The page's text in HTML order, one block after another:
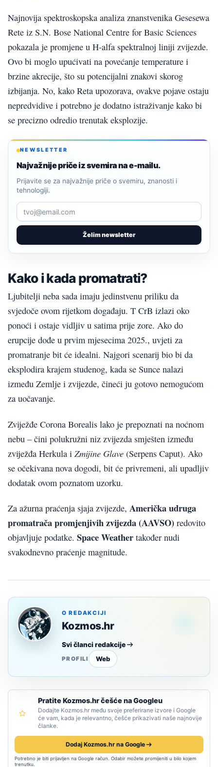
Najnovija spektroskopska analiza znanstvenika Gesesewa
Rete iz S.N. Bose National Centre for Basic Sciences
pokazala je promjene u H-alfa spektralnoj liniji zvijezde.
Ovo bi moglo upućivati na povećanje temperature i
brzine akrecije, što su potencijalni znakovi skorog
izbijanja. No, kako Reta upozorava, ovakve pojave ostaju
nepredvidive i potrebno je dodatno istraživanje kako bi
se precizno odredio trenutak eksplozije.
NEWSLETTER
Najvažnije priče iz svemira na e-mailu.
Želim newsletter
Prijavite se za najvažnije priče o svemiru, znanosti i
tehnologiji.
Kako i kada promatrati?
Ljubitelji neba sada imaju jedinstvenu priliku da
svjedoče ovom rijetkom događaju. T CrB izlazi oko
ponoći i ostaje vidljiv u satima prije zore. Ako do
erupcije dođe u prvim mjesecima 2025., uvjeti za
promatranje bit će idealni. Najgori scenarij bio bi da
eksplodira krajem studenog, kada se Sunce nalazi
između Zemlje i zvijezde, čineći ju gotovo nemogućom
za uočavanje.
Zviježđe Corona Borealis lako je prepoznati na noćnom
nebu – čini polukružni niz zvijezda smješten između
zviježđa Herkula i Zmijine Glave (Serpens Caput). Ako
se očekivana nova dogodi, bit će privremeni, ali upadljiv
dodatak ovom poznatom uzorku.
Za ažurna praćenja sjaja zvijezde, Američka udruga
promatrača promjenjivih zvijezda (AAVSO) redovito
objavljuje podatke. Space Weather također nudi
svakodnevno praćenje magnitude.
O REDAKCIJI
Kozmos.hr
Svi članci redakcije
PROFILI Web
Pratite Kozmos.hr češće na Googleu
Dodajte Kozmos.hr među svoje preferirane izvore i Google
će vam, kada je relevantno, češće prikazivati naše najnovije
članke.
Dodaj Kozmos.hr na Google
Potrebno je biti prijavljen na Google račun. Odabir možete promijeniti u bilo kojem
trenutku.